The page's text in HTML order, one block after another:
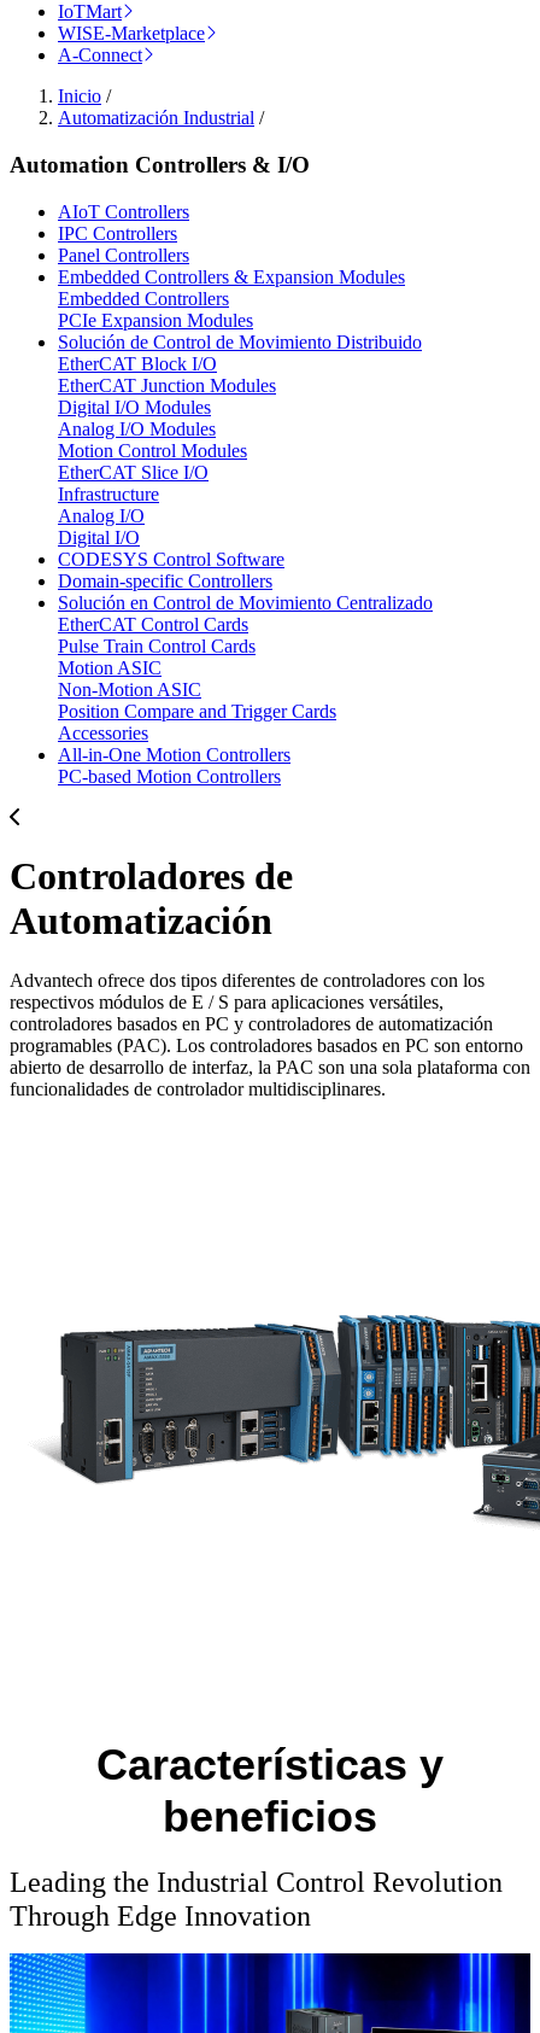
IoTMart
WISE-Marketplace
A-Connect
Inicio /
Automatización Industrial /
Automation Controllers & I/O
AIoT Controllers
IPC Controllers
Panel Controllers
Embedded Controllers & Expansion Modules
Embedded Controllers
PCIe Expansion Modules
Solución de Control de Movimiento Distribuido
EtherCAT Block I/O
EtherCAT Junction Modules
Digital I/O Modules
Analog I/O Modules
Motion Control Modules
EtherCAT Slice I/O
Infrastructure
Analog I/O
Digital I/O
CODESYS Control Software
Domain-specific Controllers
Solución en Control de Movimiento Centralizado
EtherCAT Control Cards
Pulse Train Control Cards
Motion ASIC
Non-Motion ASIC
Position Compare and Trigger Cards
Accessories
All-in-One Motion Controllers
PC-based Motion Controllers
Controladores de
Automatización
Advantech ofrece dos tipos diferentes de controladores con los
respectivos módulos de E / S para aplicaciones versátiles,
controladores basados ​​en PC y controladores de automatización
programables (PAC). Los controladores basados ​​en PC son entorno
abierto de desarrollo de interfaz, la PAC son una sola plataforma con
funcionalidades de controlador multidisciplinares.
Características y
beneficios
Leading the Industrial Control Revolution
Through Edge Innovation